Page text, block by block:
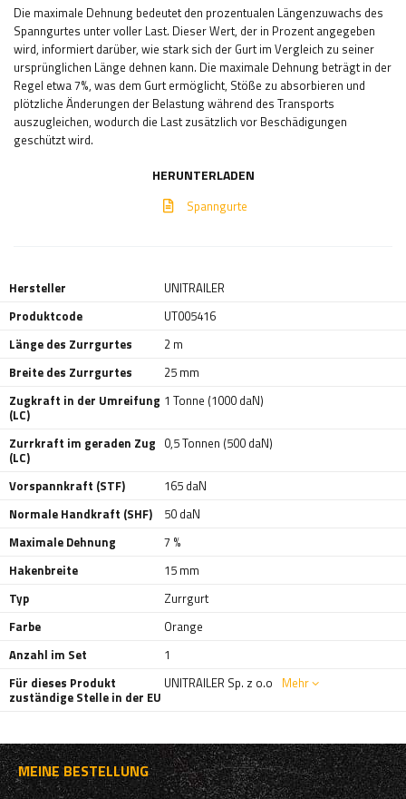
Die maximale Dehnung bedeutet den prozentualen Längenzuwachs des
Spanngurtes unter voller Last. Dieser Wert, der in Prozent angegeben
wird, informiert darüber, wie stark sich der Gurt im Vergleich zu seiner
ursprünglichen Länge dehnen kann. Die maximale Dehnung beträgt in der
Regel etwa 7%, was dem Gurt ermöglicht, Stöße zu absorbieren und
plötzliche Änderungen der Belastung während des Transports
auszugleichen, wodurch die Last zusätzlich vor Beschädigungen
geschützt wird.
HERUNTERLADEN
Spanngurte
Hersteller
UNITRAILER
Produktcode
UT005416
Länge des Zurrgurtes
2 m
Breite des Zurrgurtes
25 mm
Zugkraft in der Umreifung
(LC)
1 Tonne (1000 daN)
Zurrkraft im geraden Zug
(LC)
0,5 Tonnen (500 daN)
Vorspannkraft (STF)
165 daN
Normale Handkraft (SHF)
50 daN
Maximale Dehnung
7 %
Hakenbreite
15 mm
Typ
Zurrgurt
Farbe
Orange
Anzahl im Set
1
Für dieses Produkt
zuständige Stelle in der EU
UNITRAILER Sp. z o.o Mehr
MEINE BESTELLUNG